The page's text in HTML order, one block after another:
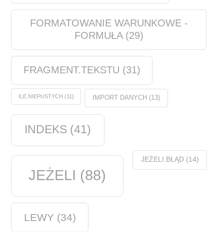
FORMATOWANIE WARUNKOWE -
FORMUŁA(29)
FRAGMENT.TEKSTU (31)
ILE.NIEPUSTYCH (11) IMPORT DANYCH (13)
INDEKS (41)
JEŻELI (88)
JEŻELI.BŁĄD(14)
LEWY (34)